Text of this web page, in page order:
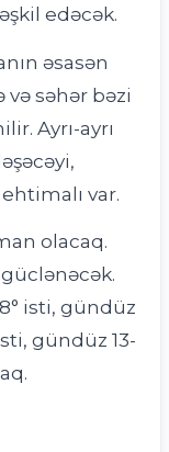
edəcək.
əsasən
səhər bəzi
Ayrı-ayrı
var.
olacaq.
isti, gündüz
gündüz 13-